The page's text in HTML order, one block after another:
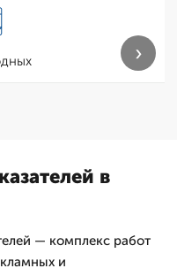
›
в
— комплекс работ
и